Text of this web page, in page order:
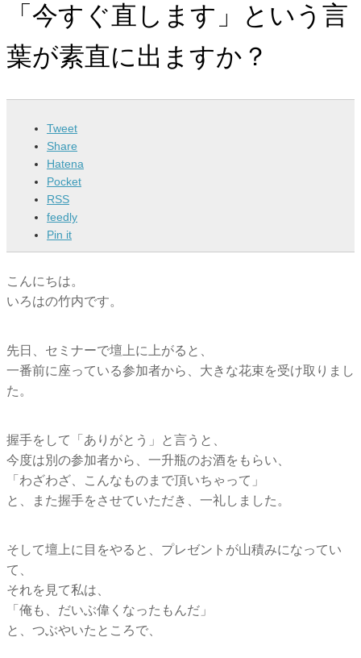
「今すぐ直します」という言
葉が素直に出ますか？
Tweet
Share
Hatena
Pocket
RSS
feedly
Pin it
こんにちは。
いろはの竹内です。
先日、セミナーで壇上に上がると、
一番前に座っている参加者から、大きな花束を受け取りまし
た。
握手をして「ありがとう」と言うと、
今度は別の参加者から、一升瓶のお酒をもらい、
「わざわざ、こんなものまで頂いちゃって」
と、また握手をさせていただき、一礼しました。
そして壇上に目をやると、プレゼントが山積みになってい
て、
それを見て私は、
「俺も、だいぶ偉くなったもんだ」
と、つぶやいたところで、